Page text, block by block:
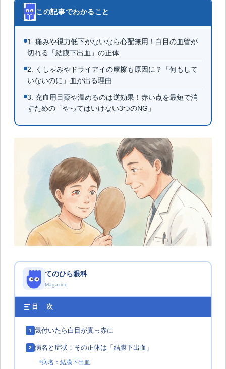
この記事でわかること
1. 痛みや視力低下がないなら心配無用！白目の血管が
切れる「結膜下出血」の正体
2. くしゃみやドライアイの摩擦も原因に？「何もして
いないのに」血が出る理由
3. 充血用目薬や温めるのは逆効果！赤い点を最短で消
すための「やってはいけない3つのNG」
てのひら眼科
Magazine
目 次
1 気付いたら白目が真っ赤に
2 病名と症状：その正体は「結膜下出血」
病名：結膜下出血